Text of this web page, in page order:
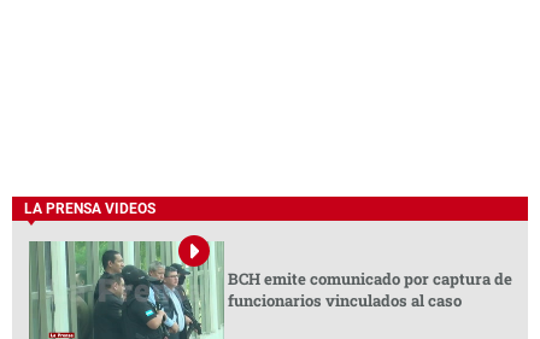
LA PRENSA VIDEOS
BCH emite comunicado por captura de
funcionarios vinculados al caso